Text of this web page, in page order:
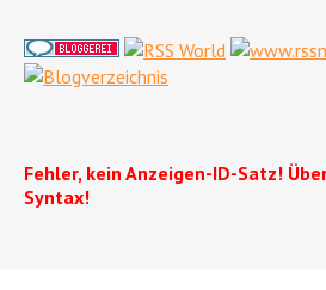
Fehler, kein Anzeigen-ID-Satz!
Syntax!